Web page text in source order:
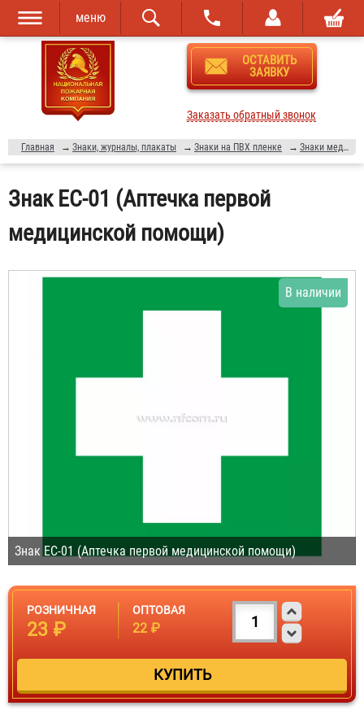
Перейти к
основному
содержанию
Skip to
navigation
меню
ОСТАВИТЬ
ЗАЯВКУ
Заказать обратный звонок
Главная → Знаки, журналы, плакаты → Знаки на ПВХ пленке → Знаки медицинского и санитарного назначения
Знак ЕС-01 (Аптечка первой
медицинской помощи)
Знак ЕС-01 (Аптечка первой медицинской помощи)
В наличии
РОЗНИЧНАЯ
23 ₽
ОПТОВАЯ
22 ₽